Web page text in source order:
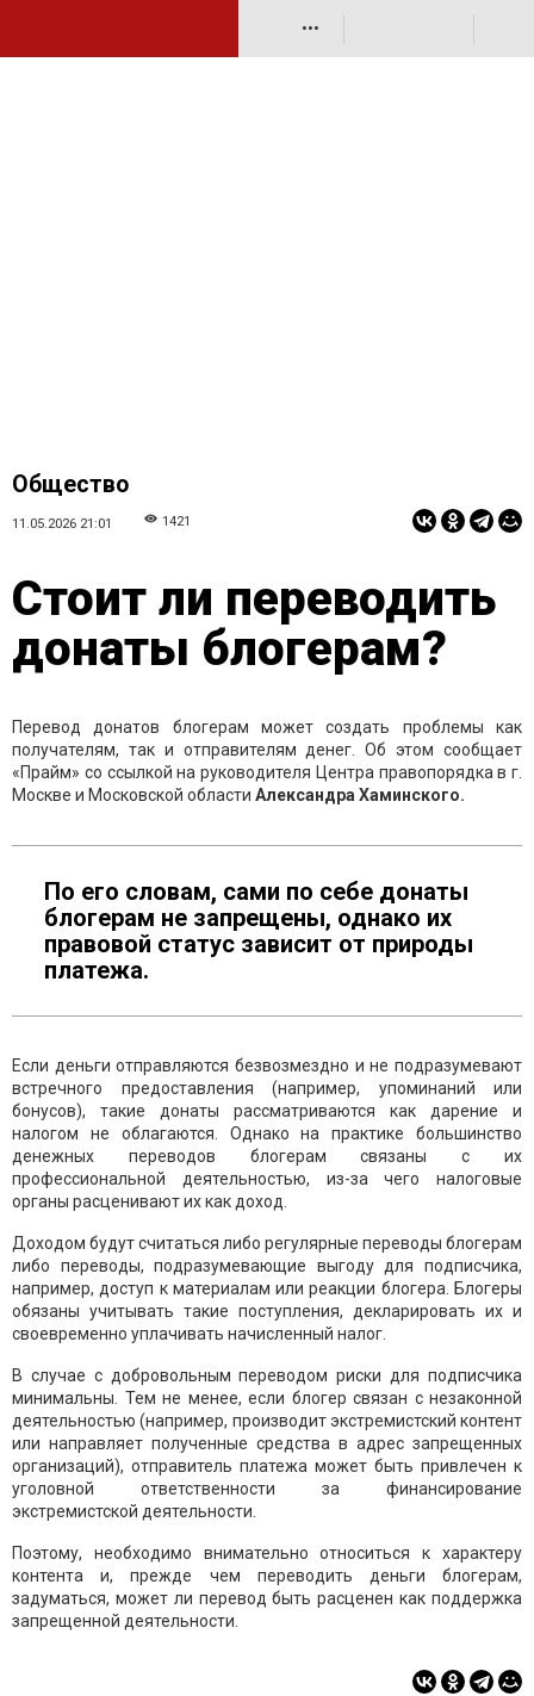
•••
Общество
11.05.2026 21:01 1421
Стоит ли переводить
донаты блогерам?
Перевод донатов блогерам может создать проблемы как
получателям, так и отправителям денег. Об этом сообщает
«Прайм» со ссылкой на руководителя Центра правопорядка в г.
Москве и Московской области Александра Хаминского.
По его словам, сами по себе донаты
блогерам не запрещены, однако их
правовой статус зависит от природы
платежа.
Если деньги отправляются безвозмездно и не подразумевают
встречного предоставления (например, упоминаний или
бонусов), такие донаты рассматриваются как дарение и
налогом не облагаются. Однако на практике большинство
денежных переводов блогерам связаны с их
профессиональной деятельностью, из-за чего налоговые
органы расценивают их как доход.
Доходом будут считаться либо регулярные переводы блогерам
либо переводы, подразумевающие выгоду для подписчика,
например, доступ к материалам или реакции блогера. Блогеры
обязаны учитывать такие поступления, декларировать их и
своевременно уплачивать начисленный налог.
В случае с добровольным переводом риски для подписчика
минимальны. Тем не менее, если блогер связан с незаконной
деятельностью (например, производит экстремистский контент
или направляет полученные средства в адрес запрещенных
организаций), отправитель платежа может быть привлечен к
уголовной ответственности за финансирование
экстремистской деятельности.
Поэтому, необходимо внимательно относиться к характеру
контента и, прежде чем переводить деньги блогерам,
задуматься, может ли перевод быть расценен как поддержка
запрещенной деятельности.